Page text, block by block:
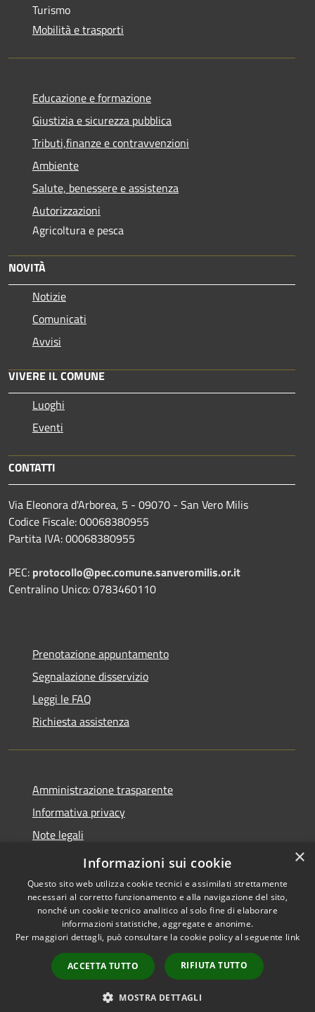
Turismo
Mobilità e trasporti
Educazione e formazione
Giustizia e sicurezza pubblica
Tributi,finanze e contravvenzioni
Ambiente
Salute, benessere e assistenza
Autorizzazioni
Agricoltura e pesca
NOVITÀ
Notizie
Comunicati
Avvisi
VIVERE IL COMUNE
Luoghi
Eventi
CONTATTI
Via Eleonora d'Arborea, 5 - 09070 - San Vero Milis
Codice Fiscale: 00068380955
Partita IVA: 00068380955
PEC: protocollo@pec.comune.sanveromilis.or.it
Centralino Unico: 0783460110
Prenotazione appuntamento
Segnalazione disservizio
Leggi le FAQ
Richiesta assistenza
Amministrazione trasparente
Informativa privacy
Note legali
Dichiarazione di accessibilità
Accessibilità
Copyright © 2026 • Comune di
San Vero Milis • Powered by
Municipium•
Accesso
redazione
×
Informazioni sui cookie
Questo sito web utilizza cookie tecnici e assimilati strettamente
necessari al corretto funzionamento e alla navigazione del sito,
nonché un cookie tecnico analitico al solo fine di elaborare
informazioni statistiche, aggregate e anonime.
Per maggiori dettagli, può consultare la cookie policy al seguente link
ACCETTA TUTTO RIFIUTA TUTTO
MOSTRA DETTAGLI